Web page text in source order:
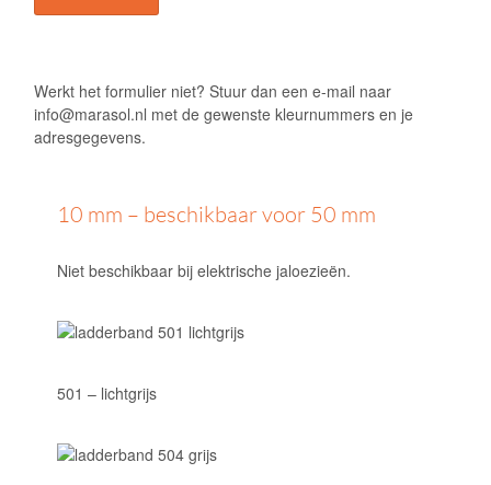
Werkt het formulier niet? Stuur dan een e-mail naar
info@marasol.nl met de gewenste kleurnummers en je
adresgegevens.
10 mm – beschikbaar voor 50 mm
Niet beschikbaar bij elektrische jaloezieën.
501 – lichtgrijs